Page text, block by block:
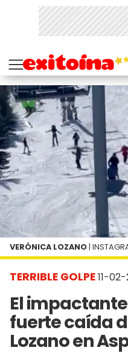
TERRIBLE GOLPE11-
El
fuerte caída
Lozano en
VERÓNICA LOZANO |